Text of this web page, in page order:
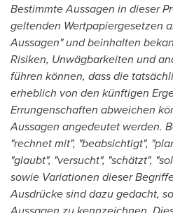
Bestimmte Aussagen in dieser
geltenden Wertpapiergesetzen
Aussagen" und beinhalten
Risiken, Unwägbarkeiten und
führen können, dass die
erheblich von den künftigen
Errungenschaften abweichen
Aussagen angedeutet werden.
"rechnet mit", "beabsichtigt",
"glaubt", "versucht", "schätzt",
sowie Variationen dieser
Ausdrücke sind dazu gedacht,